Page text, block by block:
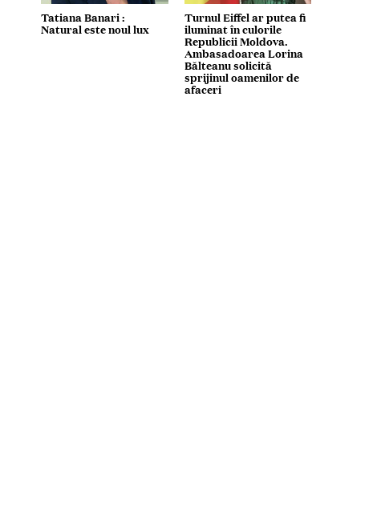
Tatiana Banari :
Natural este noul lux
Turnul Eiffel ar putea fi
iluminat în culorile
Republicii Moldova.
Ambasadoarea Lorina
Bălteanu solicită
sprijinul oamenilor de
afaceri